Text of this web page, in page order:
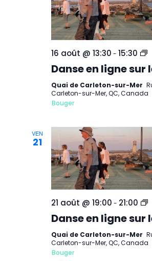
Danse en ligne sur
16 août @ 13:30 -15:30
le
Quai de Carleton-sur-Mer
Carleton-sur-Mer, QC, Canada
Bouger
VEN
21
Danse en ligne sur
21 août @ 19:00 - 21:00
Quai de Carleton-sur-Mer
Carleton-sur-Mer, QC, Canada
Bouger